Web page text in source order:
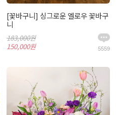
[꽃바구니] 싱그로운 엘로우 꽃바구
니
183,000원
150,000원
5559